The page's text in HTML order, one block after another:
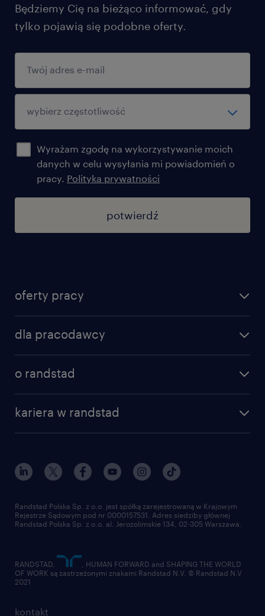
Będziemy Cię na bieżąco informować, gdy
tylko pojawią się podobne oferty.
Wyrażam zgodę na wykorzystywanie moich
danych w celu wysyłania mi powiadomień o
pracy. Polityka prywatności
potwierdź
oferty pracy
specjalizacje
praca w amazon
dla pracodawcy
o randstad
dla mediów
dla dostawców
kariera w randstad
nasz świat
pracuj w randstad
złóż CV
kontakt
Randstad Polska Sp. z o.o. jest spółką zarejestrowaną w Krajowym
Rejestrze Sądowym pod nr 0000157531. Adres siedziby głównej
Randstad Polska Sp. z o.o. al. Jerozolimskie 134, 02-305 Warszawa.
RANDSTAD,
, HUMAN FORWARD and SHAPING THE WORLD
OF WORK są zastrzeżonymi znakami Randstad N.V. © Randstad N.V
2021